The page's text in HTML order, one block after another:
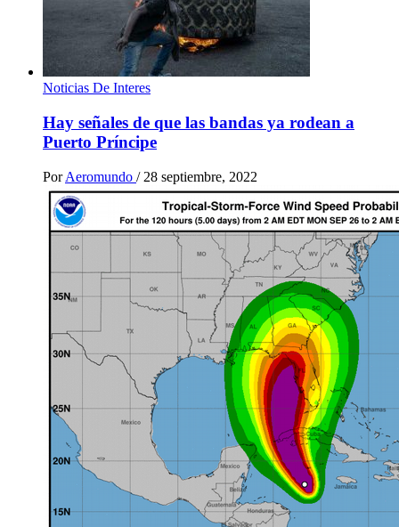
Noticias De Interes
Hay señales de que las bandas ya rodean a
Puerto Príncipe
Por Aeromundo / 28 septiembre, 2022